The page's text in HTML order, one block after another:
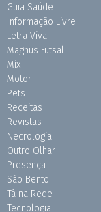
Guia Saúde
Informação Livre
Letra Viva
Magnus Futsal
Mix
Motor
Pets
Receitas
Revistas
Necrologia
Outro Olhar
Presença
São Bento
Tá na Rede
Tecnologia